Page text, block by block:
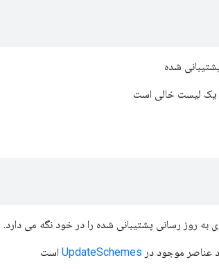
شده
به روز رسانی پشتیبانی شده را در خود نگه می دارد.
عناصر موجود در UpdateSchemes است